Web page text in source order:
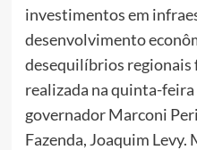
investimentos em
desenvolvimento
desequilíbrios regionais
realizada na quinta-
governador Marconi
Fazenda, Joaquim